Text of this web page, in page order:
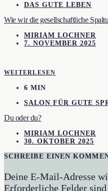
DAS GUTE LEBEN
Wie wir die gesellschaftliche
MIRIAM LOCHNER
7. NOVEMBER 2025
WEITERLESEN
6 MIN
SALON FÜR GUTE
Du oder du?
MIRIAM LOCHNER
30. OKTOBER 2025
SCHREIBE EINEN
Deine E-Mail-Adresse
Erforderliche Felder